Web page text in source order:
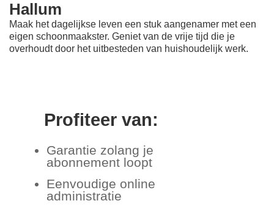
Hallum
Maak het dagelijkse leven een stuk aangenamer met een
eigen schoonmaakster. Geniet van de vrije tijd die je
overhoudt door het uitbesteden van huishoudelijk werk.
Profiteer van:
Garantie zolang je
abonnement loopt
Eenvoudige online
administratie